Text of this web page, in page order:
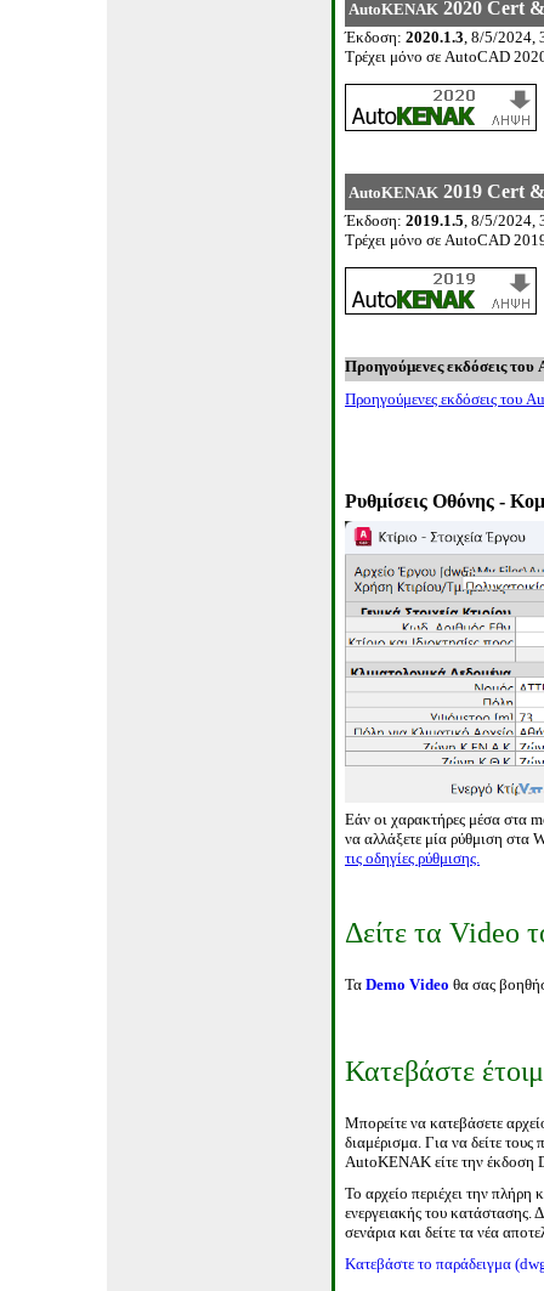
AutoKENAK 2020 Cert
Έκδοση: 2020.1.3, 8/5/2024,
Τρέχει μόνο σε AutoCAD
AutoKENAK 2019 Cert
Έκδοση: 2019.1.5, 8/5/2024,
Τρέχει μόνο σε AutoCAD 201
Προηγούμενες εκδόσεις του
Προηγούμενες εκδόσεις του
Ρυθμίσεις Οθόνης -
Εάν οι χαρακτήρες μέσα στα
να αλλάξετε μία ρύθμιση
τις οδηγίες ρύθμισης.
Δείτε τα Video
Τα Demo Video θα σας
Κατεβάστε
Μπορείτε να κατεβάσετε
διαμέρισμα. Για να δείτε τους
AutoKENAK είτε την έκδοση
Το αρχείο περιέχει την
ενεργειακής του κατάστασης.
σενάρια και δείτε τα νέα
Κατεβάστε το παράδειγμα (